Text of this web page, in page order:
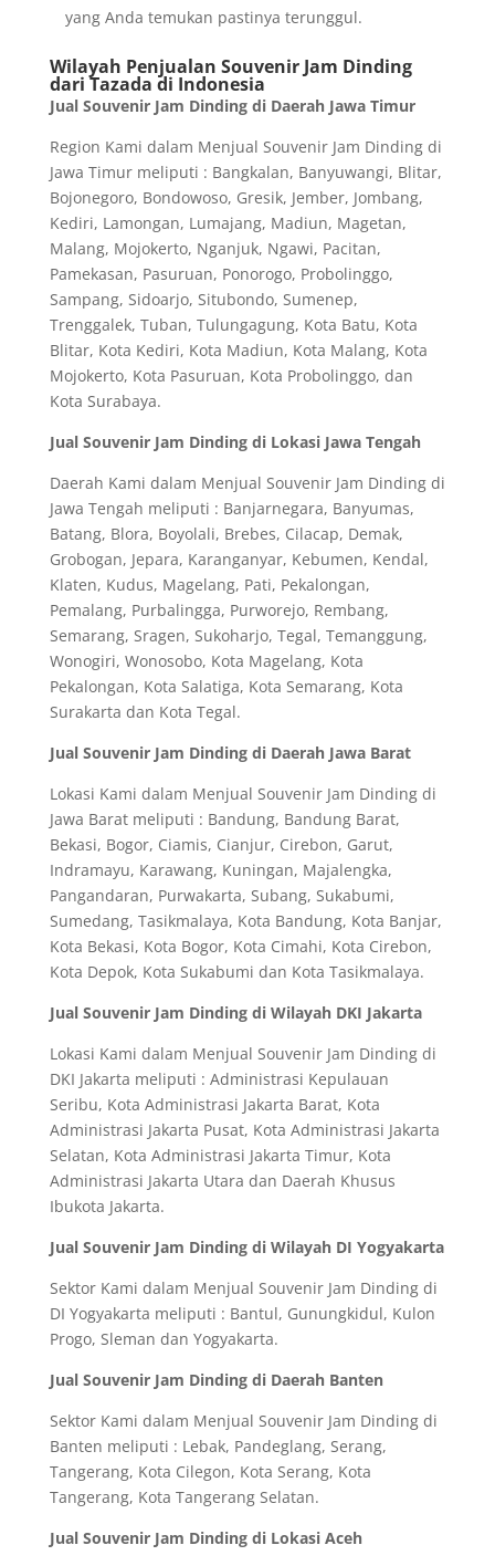
yang Anda temukan pastinya terunggul.
Wilayah Penjualan Souvenir Jam Dinding
dari Tazada di Indonesia
Jual Souvenir Jam Dinding di Daerah Jawa Timur
Region Kami dalam Menjual Souvenir Jam Dinding di
Jawa Timur meliputi : Bangkalan, Banyuwangi, Blitar,
Bojonegoro, Bondowoso, Gresik, Jember, Jombang,
Kediri, Lamongan, Lumajang, Madiun, Magetan,
Malang, Mojokerto, Nganjuk, Ngawi, Pacitan,
Pamekasan, Pasuruan, Ponorogo, Probolinggo,
Sampang, Sidoarjo, Situbondo, Sumenep,
Trenggalek, Tuban, Tulungagung, Kota Batu, Kota
Blitar, Kota Kediri, Kota Madiun, Kota Malang, Kota
Mojokerto, Kota Pasuruan, Kota Probolinggo, dan
Kota Surabaya.
Jual Souvenir Jam Dinding di Lokasi Jawa Tengah
Daerah Kami dalam Menjual Souvenir Jam Dinding di
Jawa Tengah meliputi : Banjarnegara, Banyumas,
Batang, Blora, Boyolali, Brebes, Cilacap, Demak,
Grobogan, Jepara, Karanganyar, Kebumen, Kendal,
Klaten, Kudus, Magelang, Pati, Pekalongan,
Pemalang, Purbalingga, Purworejo, Rembang,
Semarang, Sragen, Sukoharjo, Tegal, Temanggung,
Wonogiri, Wonosobo, Kota Magelang, Kota
Pekalongan, Kota Salatiga, Kota Semarang, Kota
Surakarta dan Kota Tegal.
Jual Souvenir Jam Dinding di Daerah Jawa Barat
Lokasi Kami dalam Menjual Souvenir Jam Dinding di
Jawa Barat meliputi : Bandung, Bandung Barat,
Bekasi, Bogor, Ciamis, Cianjur, Cirebon, Garut,
Indramayu, Karawang, Kuningan, Majalengka,
Pangandaran, Purwakarta, Subang, Sukabumi,
Sumedang, Tasikmalaya, Kota Bandung, Kota Banjar,
Kota Bekasi, Kota Bogor, Kota Cimahi, Kota Cirebon,
Kota Depok, Kota Sukabumi dan Kota Tasikmalaya.
Jual Souvenir Jam Dinding di Wilayah DKI Jakarta
Lokasi Kami dalam Menjual Souvenir Jam Dinding di
DKI Jakarta meliputi : Administrasi Kepulauan
Seribu, Kota Administrasi Jakarta Barat, Kota
Administrasi Jakarta Pusat, Kota Administrasi Jakarta
Selatan, Kota Administrasi Jakarta Timur, Kota
Administrasi Jakarta Utara dan Daerah Khusus
Ibukota Jakarta.
Jual Souvenir Jam Dinding di Wilayah DI Yogyakarta
Sektor Kami dalam Menjual Souvenir Jam Dinding di
DI Yogyakarta meliputi : Bantul, Gunungkidul, Kulon
Progo, Sleman dan Yogyakarta.
Jual Souvenir Jam Dinding di Daerah Banten
Sektor Kami dalam Menjual Souvenir Jam Dinding di
Banten meliputi : Lebak, Pandeglang, Serang,
Tangerang, Kota Cilegon, Kota Serang, Kota
Tangerang, Kota Tangerang Selatan.
Jual Souvenir Jam Dinding di Lokasi Aceh